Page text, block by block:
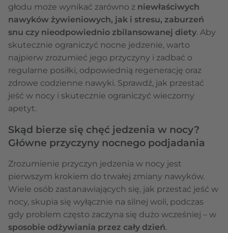
głodu może wynikać zarówno z niewłaściwych
nawyków żywieniowych, jak i stresu, zaburzeń
snu czy nieodpowiednio zbilansowanej diety. Aby
skutecznie ograniczyć nocne jedzenie, warto
najpierw zrozumieć jego przyczyny i zadbać o
regularne posiłki, odpowiednią regenerację oraz
zdrowe codzienne nawyki. Sprawdź, jak przestać
jeść w nocy i skutecznie ograniczyć wieczorny
apetyt.
Skąd bierze się chęć jedzenia w nocy?
Główne przyczyny nocnego podjadania
Zrozumienie przyczyn jedzenia w nocy jest
pierwszym krokiem do trwałej zmiany nawyków.
Wiele osób zastanawiających się, jak przestać jeść w
nocy, skupia się wyłącznie na silnej woli, podczas
gdy problem często zaczyna się dużo wcześniej – w
sposobie odżywiania przez cały dzień.